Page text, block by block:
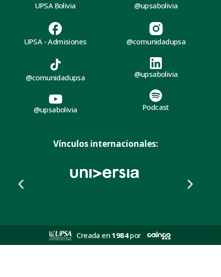
UPSA Bolivia
UPSA - Admisiones
@upsabolivia
@comunidadupsa
@comunidadupsa
@upsabolivia
@upsabolivia
Podcast
Vínculos internacionales:
Creada en 1984por